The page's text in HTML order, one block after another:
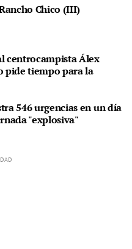
Chico (III)
centrocampista Álex
pide tiempo para la
546 urgencias en un día
"explosiva"